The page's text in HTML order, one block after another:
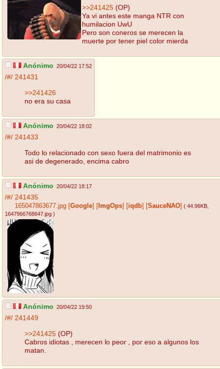
>>241425 (OP)
Ya vi antes este manga NTR con
humilacion UwU
Pero son coneros se merecen la
muerte por tener piel color mierda
Anónimo 20/04/22 17:52
/#/ 241431
>>241426
no era su casa
Anónimo 20/04/22 18:02
/#/ 241433
Todo lo relacionado con sexo fuera del matrimonio es
asi de degenerado, encima cabro
Anónimo 20/04/22 18:17
/#/ 241435
165047863677.jpg Google ImgOps iqdb SauceNAO ( 44.96KB
1647966768647.jpg )
Anónimo 20/04/22 19:50
/#/ 241449
>>241425 (OP)
Cabros idiotas , merecen lo peor , por eso a algunos los
matan.